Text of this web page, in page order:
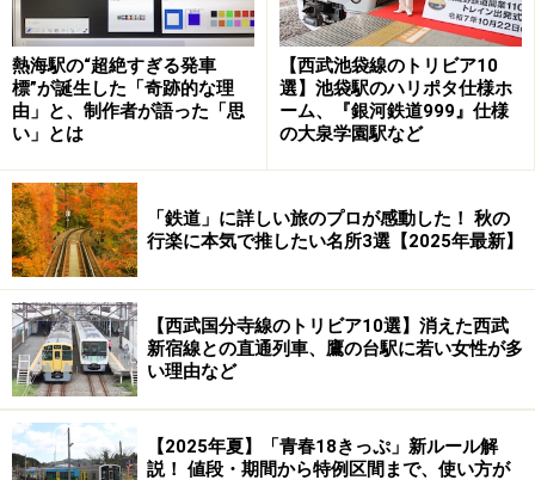
熱海駅の“超絶すぎる発車
標”が誕生した「奇跡的な理
由」と、制作者が語った「思
い」とは
【西武池袋線のトリビア10
選】池袋駅のハリポタ仕様ホ
ーム、『銀河鉄道999』仕様
の大泉学園駅など
「鉄道」に詳しい旅のプロが感動した！ 秋の
行楽に本気で推したい名所3選【2025年最新】
【西武国分寺線のトリビア10選】消えた西武
新宿線との直通列車、鷹の台駅に若い女性が多
い理由など
【2025年夏】「青春18きっぷ」新ルール解
説！ 値段・期間から特例区間まで、使い方が